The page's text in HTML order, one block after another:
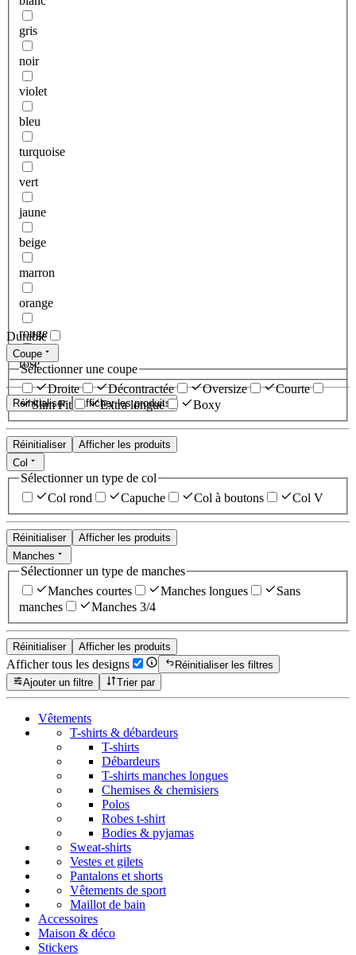
gris
noir
violet
bleu
turquoise
vert
jaune
beige
marron
orange
rouge
rose
Réinitialiser Afficher les produits
Durable
Coupe
Sélectionner une coupe
Droite
Décontractée Oversize
Courte
Slim Fit
Extra longue Boxy
Réinitialiser
Afficher les produits
Col
Sélectionner un type de col
Col rond
Capuche Col à boutons Col V
Réinitialiser
Afficher les produits
Manches
Sélectionner un type de manches
Manches courtes
Manches longues
Sans
manches
Manches 3/4
Réinitialiser Afficher les produits
Afficher tous les designs
Réinitialiser les filtres
Ajouter un filtre
Trier par
Vêtements
T-shirts & débardeurs
T-shirts
Débardeurs
T-shirts manches longues
Chemises & chemisiers
Polos
Robes t-shirt
Bodies & pyjamas
Sweat-shirts
Vestes et gilets
Pantalons et shorts
Vêtements de sport
Maillot de bain
Accessoires
Maison & déco
Stickers